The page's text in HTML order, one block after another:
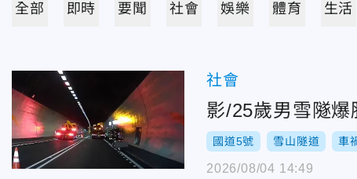
全部 即時 要聞 社會 娛樂 體育 生活
社會
影/25歲男雪隧
國道5號 雪山隧道 車
2026/08/04 14:49